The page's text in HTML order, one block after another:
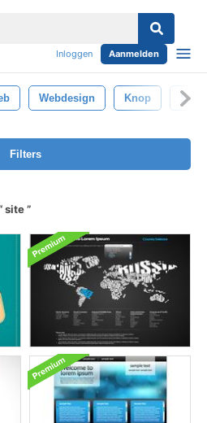
Inloggen Aanmelden
Webdesign Knop
Filters
site